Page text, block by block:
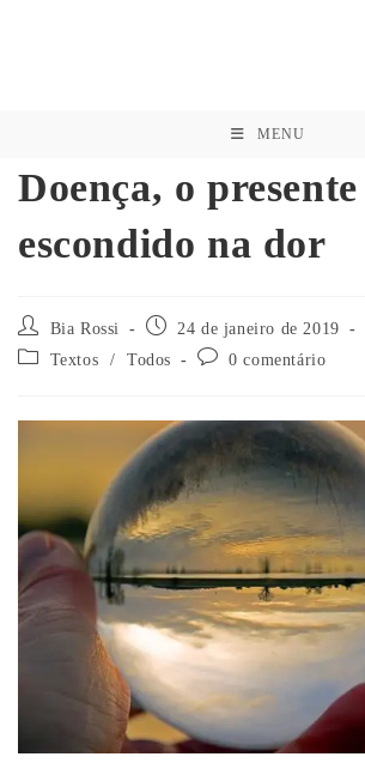
MENU
Doença, o presente
escondido na dor
Bia Rossi
24 de janeiro de 2019
Textos
/ Todos 0 comentário